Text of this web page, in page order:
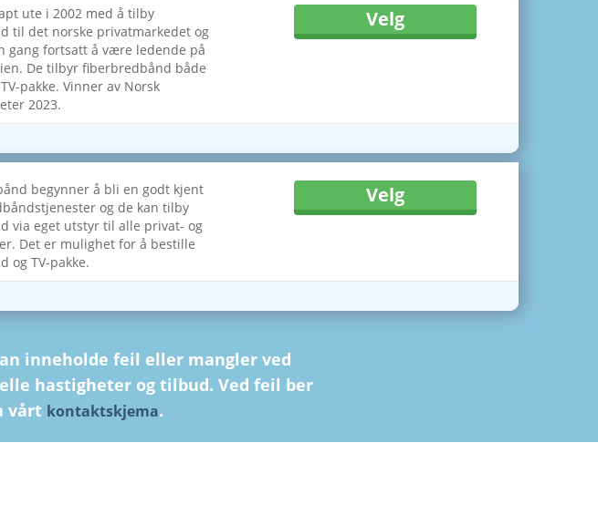
ute i 2002 med å tilby
til det norske privatmarkedet og
gang fortsatt å være ledende på
De tilbyr fiberbredbånd både
pakke. Vinner av Norsk
2023.
Velg
begynner å bli en godt kjent
og de kan tilby
via eget utstyr til alle privat- og
Det er mulighet for å bestille
og TV-pakke.
Velg
inneholde feil eller mangler ved
hastigheter og tilbud. Ved feil ber
vårt kontaktskjema.